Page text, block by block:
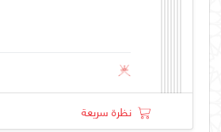
نظرة سريعة